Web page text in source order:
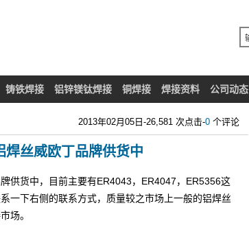
铸铁焊接 铝锌镁钛焊接 铜焊接 焊接资料 公司动态
2013年02月05日-26,581 次点击-0 个评论
焊丝威欧丁品牌供货中
供货中，目前主要有ER4043，ER4047，ER5356这
一下右侧的联系方式，质量较之市场上一般的铝焊丝
场。